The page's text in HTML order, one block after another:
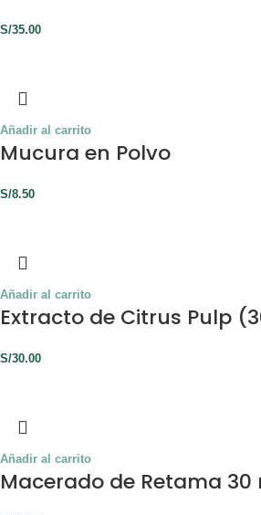
S/35.00
Añadir al carrito
Mucura en Polvo
S/8.50
Añadir al carrito
Extracto de Citrus Pulp
S/30.00
Añadir al carrito
Macerado de Retama 30